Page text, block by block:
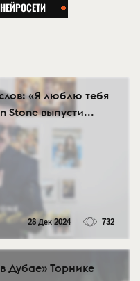
«Я люблю тебя
Stone выпусти...
28 Дек 2024 732
Дубае» Торнике